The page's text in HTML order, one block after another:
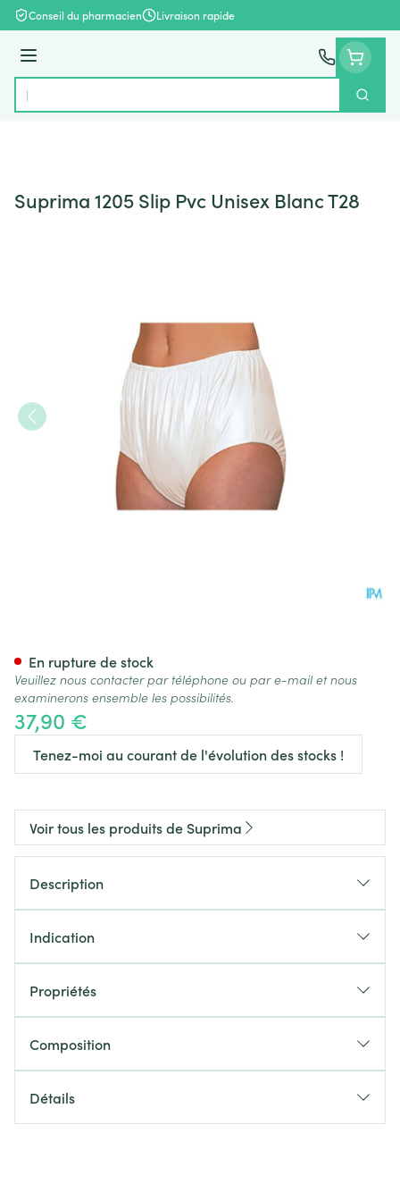
Aller au contenu
Conseil du pharmacien Livraison rapide
Menu
Rechercher
Suprima 1205 Slip Pvc Unisex Blanc T28
37,90 €
Tenez-moi au courant de l'évolution des stocks !
En rupture de stock
Veuillez nous contacter par téléphone ou par e-mail et nous
examinerons ensemble les possibilités.
Voir tous les produits de Suprima
Description
Indication
Propriétés
Composition
Détails